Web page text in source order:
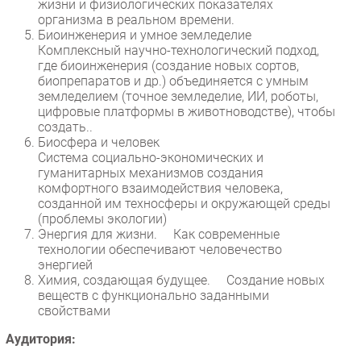
IT класс
Тестовый стенд
Каталог компаний
жизни и физиологических показателях
организма в реальном времени.
Биоинженерия и умное земледелие
Комплексный научно-технологический подход,
где биоинженерия (создание новых сортов,
биопрепаратов и др.) объединяется с умным
земледелием (точное земледелие, ИИ, роботы,
цифровые платформы в животноводстве), чтобы
создать..
Биосфера и человек
Система социально-экономических и
гуманитарных механизмов создания
комфортного взаимодействия человека,
созданной им техносферы и окружающей среды
(проблемы экологии)
Энергия для жизни. Как современные
технологии обеспечивают человечество
энергией
Химия, создающая будущее. Создание новых
веществ с функционально заданными
свойствами
Аудитория: